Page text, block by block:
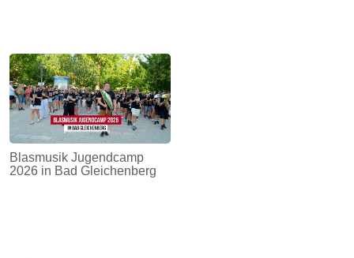
Blasmusik Jugendcamp
2026 in Bad Gleichenberg